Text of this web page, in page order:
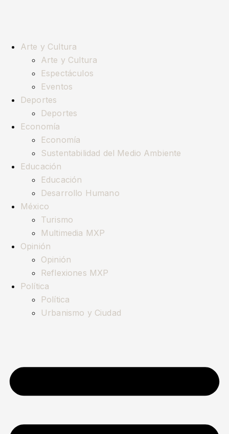
Arte y Cultura
Arte y Cultura
Espectáculos
Eventos
Deportes
Deportes
Economía
Economía
Sustentabilidad del Medio Ambiente
Educación
Educación
Desarrollo Humano
México
Turismo
Multimedia MXP
Opinión
Opinión
Reflexiones MXP
Política
Política
Urbanismo y Ciudad